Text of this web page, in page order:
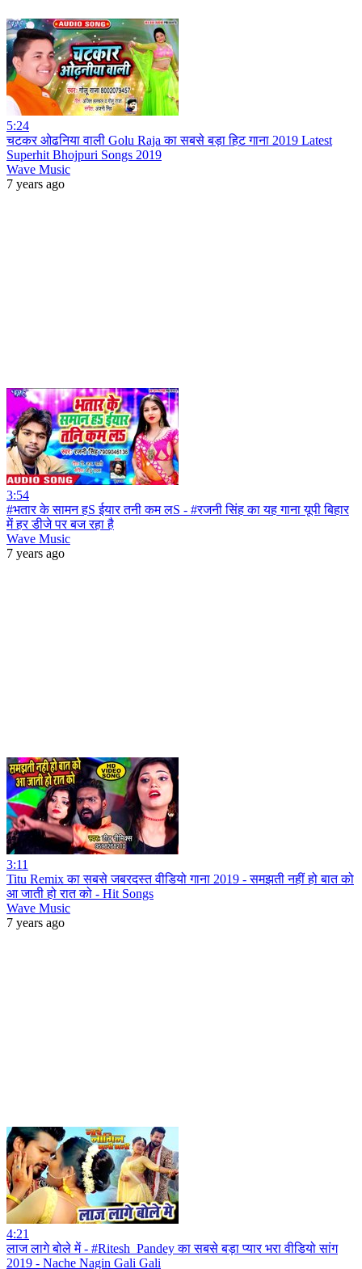
5:24
चटकर ओढनिया वाली Golu Raja का सबसे बड़ा हिट गाना 2019 Latest
Superhit Bhojpuri Songs 2019
Wave Music
7 years ago
3:54
#भतार के सामन हS ईयार तनी कम लS - #रजनी सिंह का यह गाना यूपी बिहार
में हर डीजे पर बज रहा है
Wave Music
7 years ago
3:11
Titu Remix का सबसे जबरदस्त वीडियो गाना 2019 - समझती नहीं हो बात को
आ जाती हो रात को - Hit Songs
Wave Music
7 years ago
4:21
लाज लागे बोले में - #Ritesh_Pandey का सबसे बड़ा प्यार भरा वीडियो सांग
2019 - Nache Nagin Gali Gali